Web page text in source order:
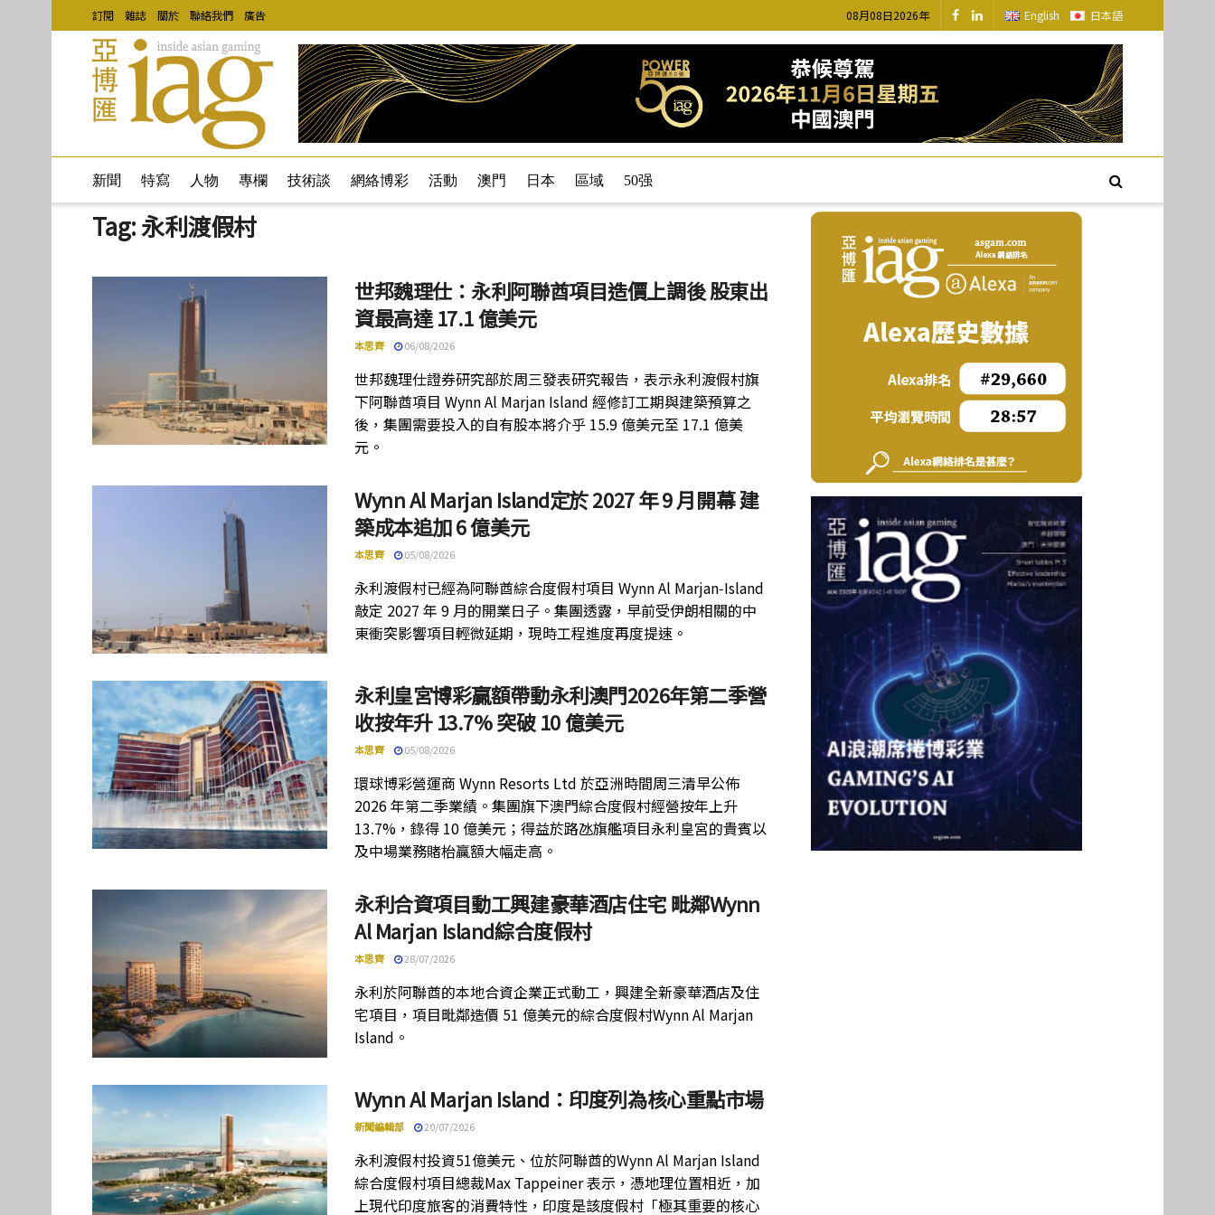
訂閱 雜誌 關於 聯絡我們 廣告 08月08日2026年 English 日本語
新聞 特寫 人物 專欄 技術談 網絡博彩 活動 澳門 日本 區域 50强
Tag:永利渡假村
世邦魏理仕：永利阿聯酋項目造價上調後 股東出
資最高達 17.1 億美元
本思齊 06/08/2026
世邦魏理仕證券研究部於周三發表研究報告，表示永利渡假村旗
下阿聯酋項目 Wynn Al Marjan Island 經修訂工期與建築預算之
後，集團需要投入的自有股本將介乎 15.9 億美元至 17.1 億美
元。
Wynn Al Marjan Island定於 2027 年 9 月開幕 建
築成本追加 6 億美元
本思齊 05/08/2026
永利渡假村已經為阿聯酋綜合度假村項目 Wynn Al Marjan‑Island
敲定 2027 年 9 月的開業日子。集團透露，早前受伊朗相關的中
東衝突影響項目輕微延期，現時工程進度再度提速。
永利皇宮博彩贏額帶動永利澳門2026年第二季營
收按年升 13.7% 突破 10 億美元
本思齊 05/08/2026
環球博彩營運商 Wynn Resorts Ltd 於亞洲時間周三清早公佈
2026 年第二季業績。集團旗下澳門綜合度假村經營按年上升
13.7%，錄得 10 億美元；得益於路氹旗艦項目永利皇宮的貴賓以
及中場業務賭枱贏額大幅走高。
永利合資項目動工興建豪華酒店住宅 毗鄰Wynn
Al Marjan Island綜合度假村
本思齊 28/07/2026
永利於阿聯酋的本地合資企業正式動工，興建全新豪華酒店及住
宅項目，項目毗鄰造價 51 億美元的綜合度假村Wynn Al Marjan
Island。
Wynn Al Marjan Island：印度列為核心重點市場
新聞編輯部 20/07/2026
永利渡假村投資51億美元、位於阿聯酋的Wynn Al Marjan Island
綜合度假村項目總裁Max Tappeiner 表示，憑地理位置相近，加
上現代印度旅客的消費特性，印度是該度假村「極其重要的核心